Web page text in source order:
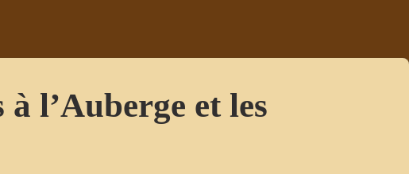
à l’Auberge et les